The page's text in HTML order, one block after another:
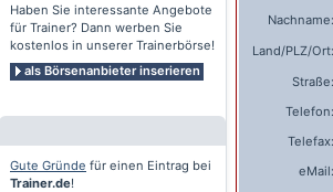
Haben Sie interessante Angebote
für Trainer? Dann werben Sie
kostenlos in unserer Trainerbörse!
als Börsenanbieter inserieren
Gute Gründe für einen Eintrag bei
Trainer.de!
Nachname:
Land/PLZ/Ort:
Straße:
Telefon:
Telefax:
eMail: